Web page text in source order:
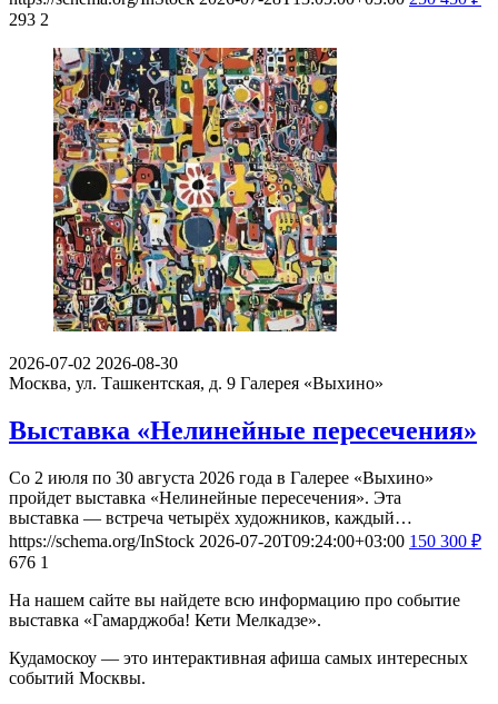
293 2
2026-07-02 2026-08-30
Москва, ул. Ташкентская, д. 9 Галерея «Выхино»
Выставка «Нелинейные пересечения»
Со 2 июля по 30 августа 2026 года в Галерее «Выхино»
пройдет выставка «Нелинейные пересечения». Эта
выставка — встреча четырёх художников, каждый…
https://schema.org/InStock 2026-07-20T09:24:00+03:00 150 300 ₽
676 1
На нашем сайте вы найдете всю информацию про событие
выставка «Гамарджоба! Кети Мелкадзе».
Кудамоскоу — это интерактивная афиша самых интересных
событий Москвы.